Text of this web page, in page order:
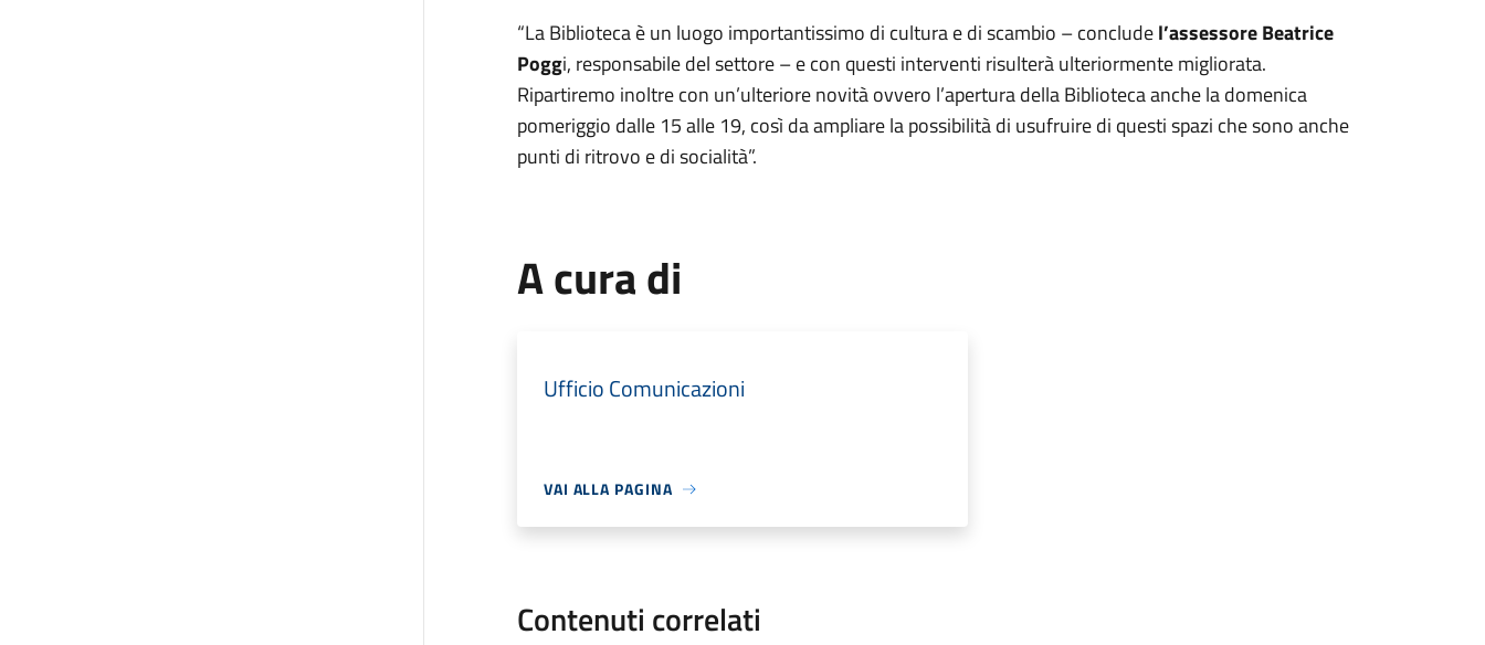
“La Biblioteca è un luogo importantissimo di cultura e di scambio – concludel’assessore Beatrice
Poggi, responsabile del settore – e con questi interventi risulterà ulteriormente migliorata.
Ripartiremo inoltre con un’ulteriore novità ovvero l’apertura della Biblioteca anche la domenica
pomeriggio dalle 15 alle 19, così da ampliare la possibilità di usufruire di questi spazi che sono anche
punti di ritrovo e di socialità”.
A cura di
Ufficio Comunicazioni
VAI ALLA PAGINA
Contenuti correlati